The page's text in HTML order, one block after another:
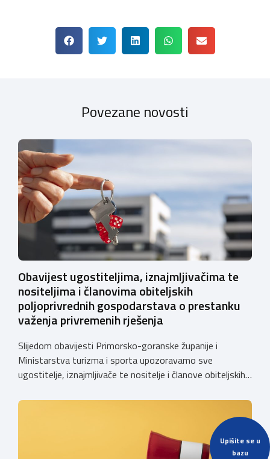
Upišite se u
bazu
Povezane novosti
Obavijest ugostiteljima, iznajmljivačima te
nositeljima i članovima obiteljskih
poljoprivrednih gospodarstava o prestanku
važenja privremenih rješenja
Slijedom obavijesti Primorsko-goranske županije i
Ministarstva turizma i sporta upozoravamo sve
ugostitelje, iznajmljivače te nositelje i članove obiteljskih
privremenih rješenja izdanih sukladno Zakonu o
ugostiteljskoj djelatnosti. Ministarstvo podsjeća da se od
1. siječnja 2025. godine više ne mogu podnositi novi
zahtjevi za izdavanje privremenih rješenja, dok već izdana